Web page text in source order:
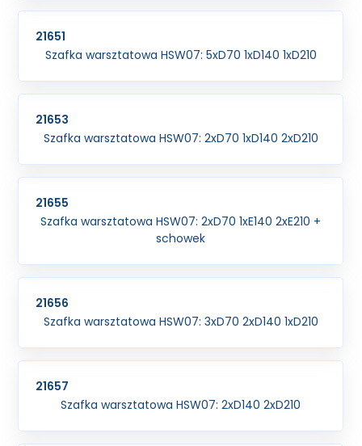
21651
Szafka warsztatowa HSW07: 5xD70 1xD140 1xD210
21653
Szafka warsztatowa HSW07: 2xD70 1xD140 2xD210
21655
Szafka warsztatowa HSW07: 2xD70 1xE140 2xE210 +
schowek
21656
Szafka warsztatowa HSW07: 3xD70 2xD140 1xD210
21657
Szafka warsztatowa HSW07: 2xD140 2xD210